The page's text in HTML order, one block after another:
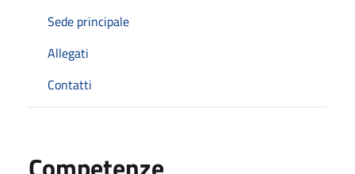
Sede principale
Allegati
Contatti